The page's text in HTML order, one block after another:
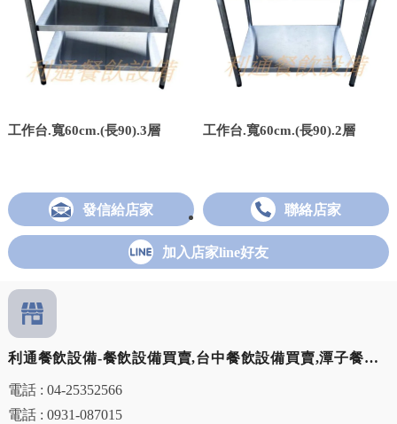
工作台.寬60cm.(長90).3層 工作台.寬60cm.(長90).2層
發信給店家 聯絡店家
加入店家line好友
利通餐飲設備-餐飲設備買賣,台中餐飲設備買賣,潭子餐飲
設備買賣
電話 : 04-25352566
電話 : 0931-087015